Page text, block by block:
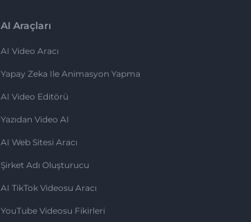
AI Araçları
AI Video Aracı
Yapay Zeka Ile Animasyon Yapma
AI Video Editörü
Yazıdan Video AI
AI Web Sitesi Aracı
Şirket Adı Oluşturucu
AI TikTok Videosu Aracı
YouTube Videosu Fikirleri